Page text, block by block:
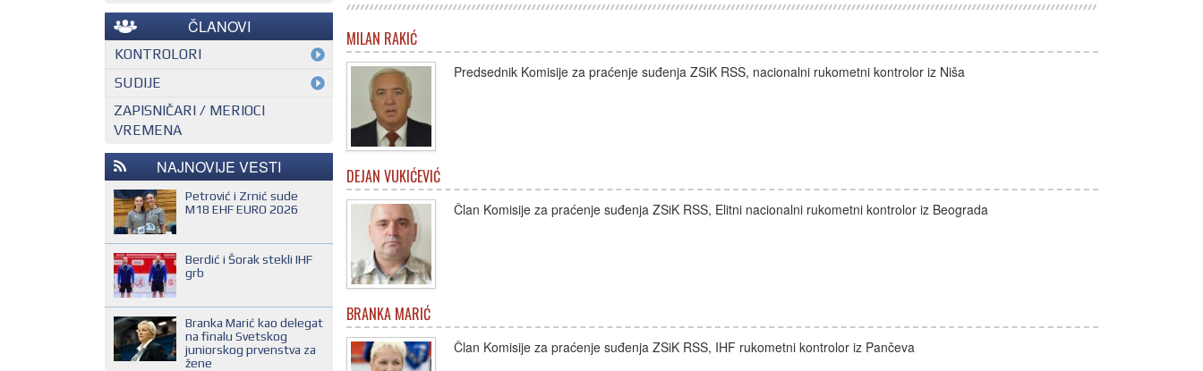
MILAN RAKIĆ
Predsednik Komisije za praćenje suđenja ZSiK RSS, nacionalni rukometni kontrolor iz Niša
DEJAN VUKIĆEVIĆ
Član Komisije za praćenje suđenja ZSiK RSS, Elitni nacionalni rukometni kontrolor iz Beograda
BRANKA MARIĆ
Član Komisije za praćenje suđenja ZSiK RSS, IHF rukometni kontrolor iz Pančeva
ČLANOVI
KONTROLORI
MEĐUNARODNI KONTROLOR
NACIONALNI KONTROLOR
REGIONALNI KONTROLOR
SUDIJE
EHF SUDIJA
IHF SUDIJA
MLADI EVROPSKI SUDIJA
NACIONALNI SUDIJA
REGIONALNI SUDIJA
SUDIJA DRUGE KATEGORIJE
SUDIJA OMLADINAC
SUDIJA PRVE KATEGORIJE
ZAPISNIČARI / MERIOCI
VREMENA
NAJNOVIJE VESTI
Petrović i Zrnić sude
M18 EHF EURO 2026
Berdić i Šorak stekli IHF
grb
Branka Marić kao delegat
na finalu Svetskog
juniorskog prvenstva za
žene